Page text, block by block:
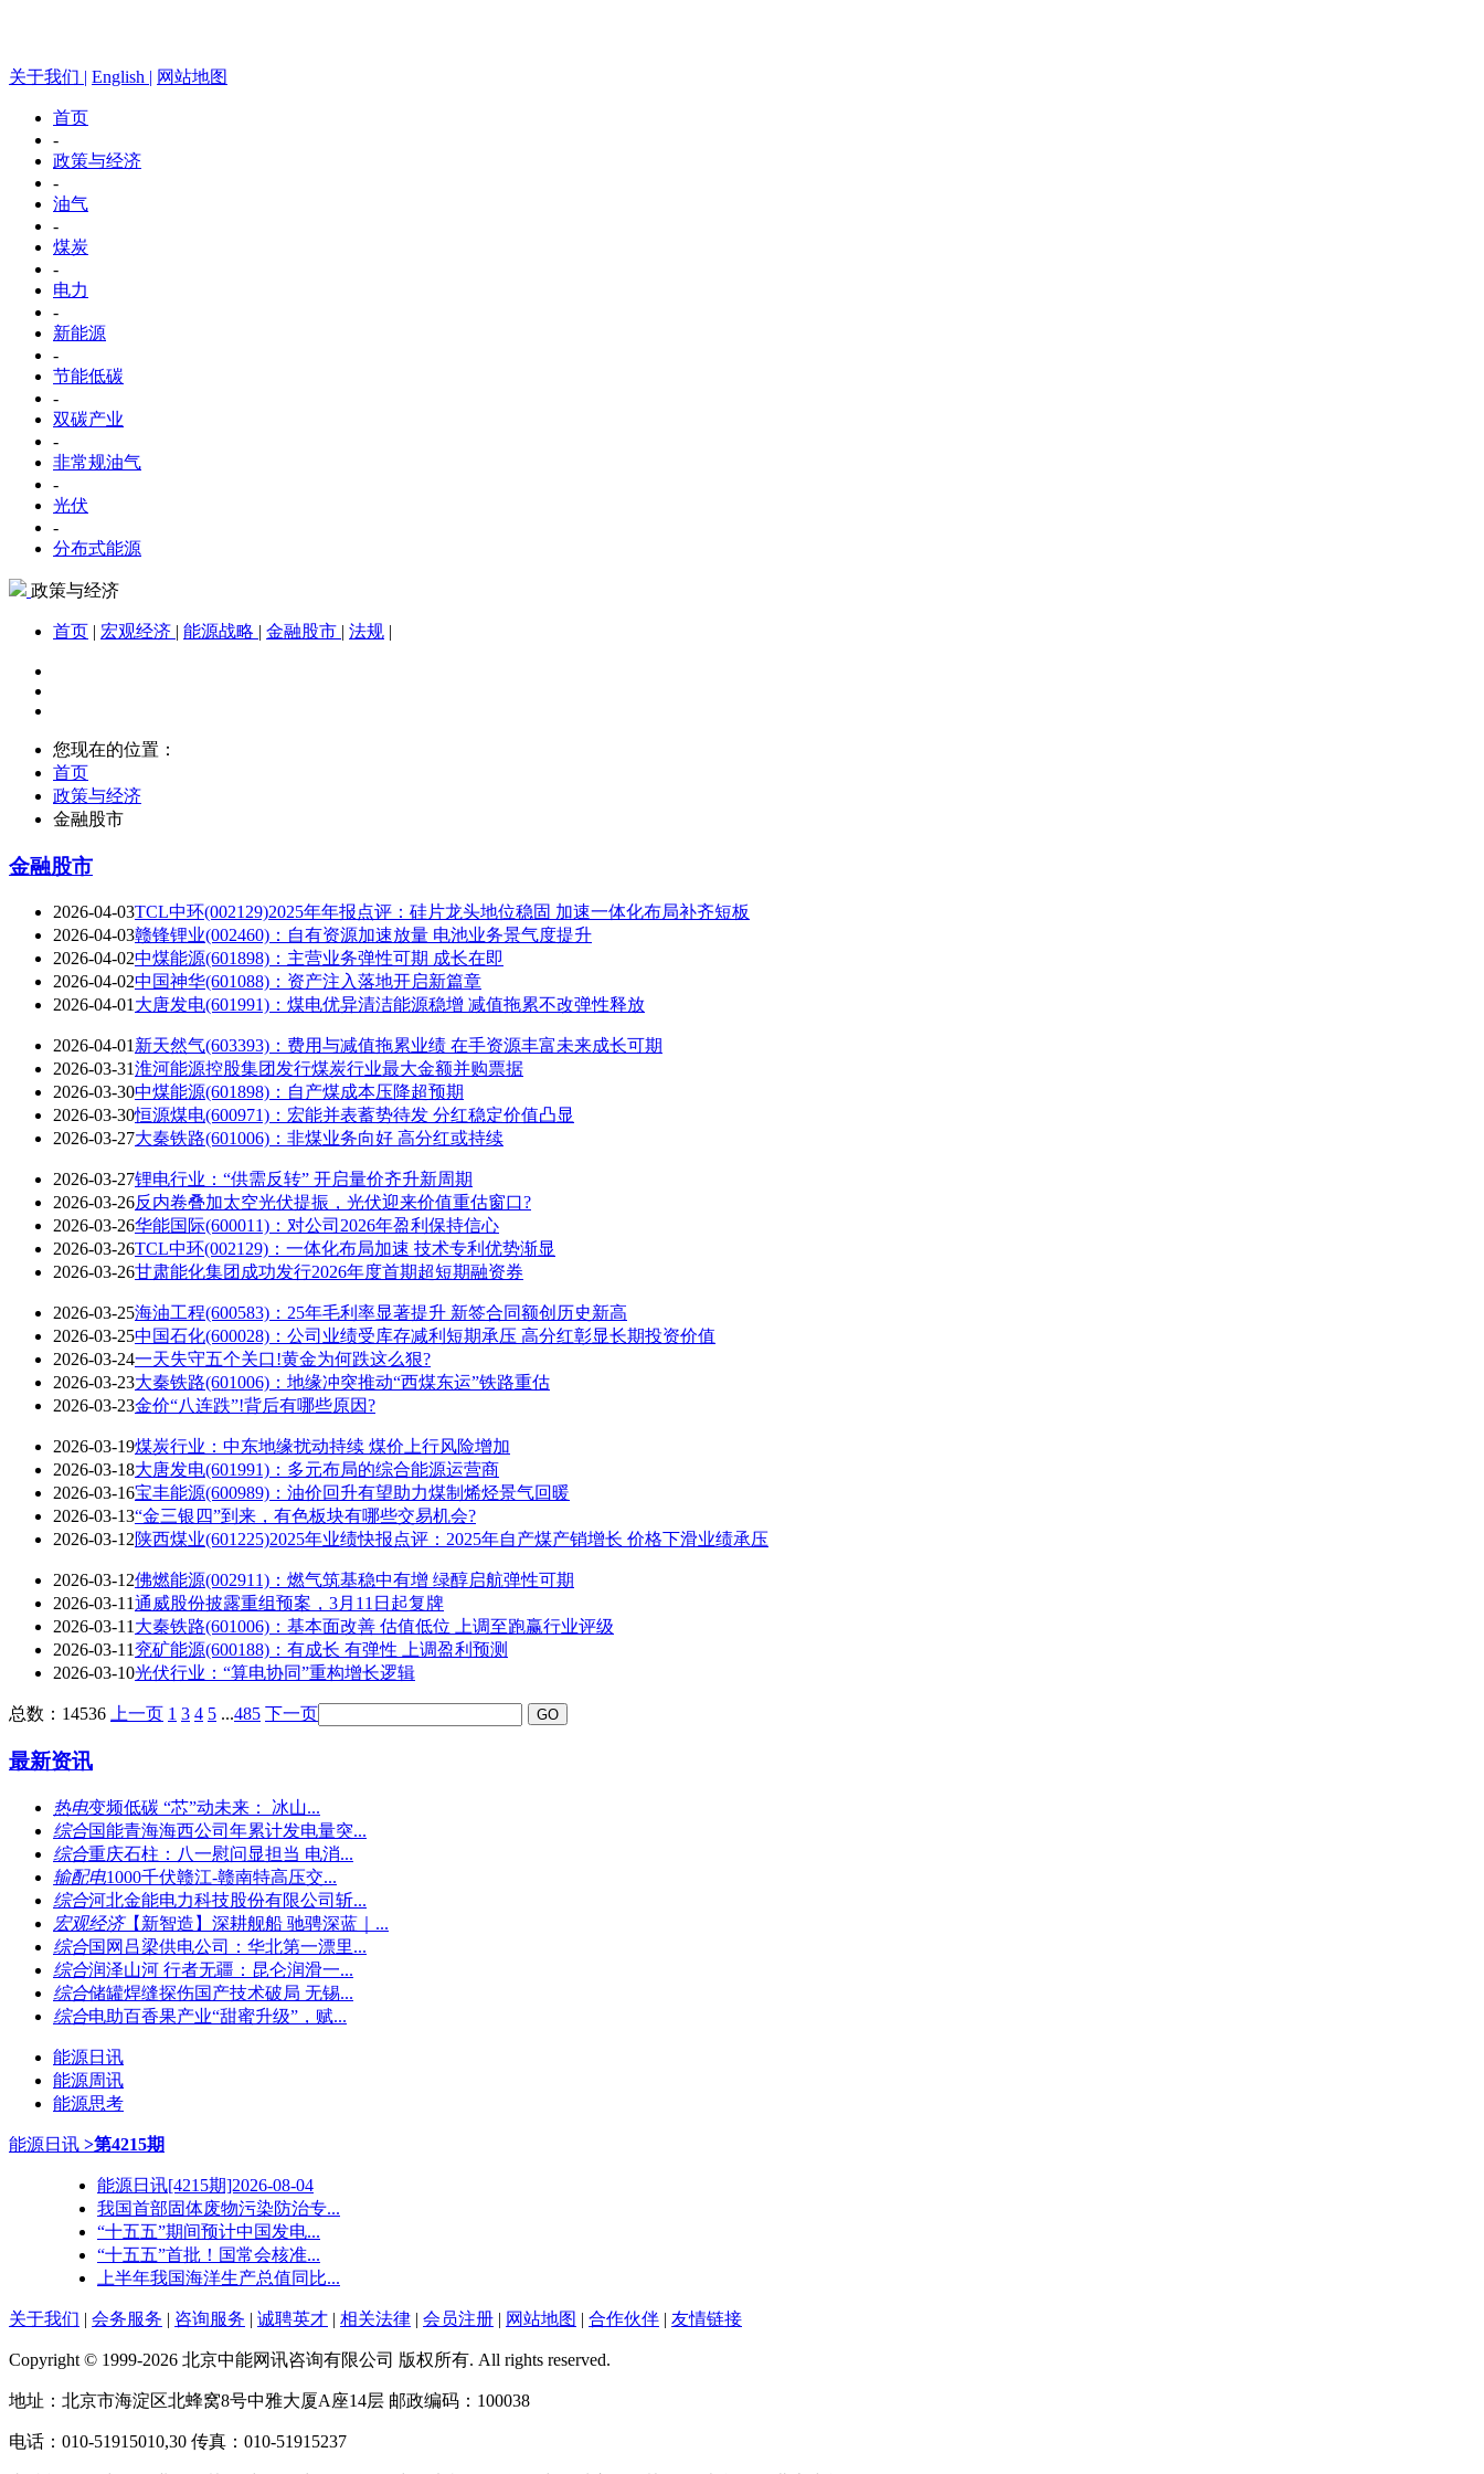
关于我们 | English | 网站地图
首页
-
政策与经济
-
油气
-
煤炭
-
电力
-
新能源
-
节能低碳
-
双碳产业
-
非常规油气
-
光伏
-
分布式能源
政策与经济
首页 | 宏观经济 | 能源战略 | 金融股市 | 法规 |
您现在的位置：
首页
政策与经济
金融股市
金融股市
2026-04-03TCL中环(002129)2025年年报点评：硅片龙头地位稳固 加速一体化布局补齐短板
2026-04-03赣锋锂业(002460)：自有资源加速放量 电池业务景气度提升
2026-04-02中煤能源(601898)：主营业务弹性可期 成长在即
2026-04-02中国神华(601088)：资产注入落地开启新篇章
2026-04-01大唐发电(601991)：煤电优异清洁能源稳增 减值拖累不改弹性释放
2026-04-01新天然气(603393)：费用与减值拖累业绩 在手资源丰富未来成长可期
2026-03-31淮河能源控股集团发行煤炭行业最大金额并购票据
2026-03-30中煤能源(601898)：自产煤成本压降超预期
2026-03-30恒源煤电(600971)：宏能并表蓄势待发 分红稳定价值凸显
2026-03-27大秦铁路(601006)：非煤业务向好 高分红或持续
2026-03-27锂电行业：“供需反转” 开启量价齐升新周期
2026-03-26反内卷叠加太空光伏提振，光伏迎来价值重估窗口?
2026-03-26华能国际(600011)：对公司2026年盈利保持信心
2026-03-26TCL中环(002129)：一体化布局加速 技术专利优势渐显
2026-03-26甘肃能化集团成功发行2026年度首期超短期融资券
2026-03-25海油工程(600583)：25年毛利率显著提升 新签合同额创历史新高
2026-03-25中国石化(600028)：公司业绩受库存减利短期承压 高分红彰显长期投资价值
2026-03-24一天失守五个关口!黄金为何跌这么狠?
2026-03-23大秦铁路(601006)：地缘冲突推动“西煤东运”铁路重估
2026-03-23金价“八连跌”!背后有哪些原因?
2026-03-19煤炭行业：中东地缘扰动持续 煤价上行风险增加
2026-03-18大唐发电(601991)：多元布局的综合能源运营商
2026-03-16宝丰能源(600989)：油价回升有望助力煤制烯烃景气回暖
2026-03-13“金三银四”到来，有色板块有哪些交易机会?
2026-03-12陕西煤业(601225)2025年业绩快报点评：2025年自产煤产销增长 价格下滑业绩承压
2026-03-12佛燃能源(002911)：燃气筑基稳中有增 绿醇启航弹性可期
2026-03-11通威股份披露重组预案，3月11日起复牌
2026-03-11大秦铁路(601006)：基本面改善 估值低位 上调至跑赢行业评级
2026-03-11兖矿能源(600188)：有成长 有弹性 上调盈利预测
2026-03-10光伏行业：“算电协同”重构增长逻辑
总数：14536 上一页 1 3 4 5 ...485 下一页
最新资讯
热电变频低碳 “芯”动未来： 冰山...
综合国能青海海西公司年累计发电量突...
综合重庆石柱：八一慰问显担当 电消...
输配电1000千伏赣江-赣南特高压交...
综合河北金能电力科技股份有限公司斩...
宏观经济【新智造】深耕舰船 驰骋深蓝｜...
综合国网吕梁供电公司：华北第一漂里...
综合润泽山河 行者无疆：昆仑润滑一...
综合储罐焊缝探伤国产技术破局 无锡...
综合电助百香果产业“甜蜜升级”，赋...
能源日讯
能源周讯
能源思考
能源日讯 >第4215期
能源日讯[4215期]2026-08-04
我国首部固体废物污染防治专...
“十五五”期间预计中国发电...
“十五五”首批！国常会核准...
上半年我国海洋生产总值同比...
关于我们 | 会务服务 | 咨询服务 | 诚聘英才 | 相关法律 | 会员注册 | 网站地图 | 合作伙伴 | 友情链接
Copyright © 1999-2026 北京中能网讯咨询有限公司 版权所有. All rights reserved.
地址：北京市海淀区北蜂窝8号中雅大厦A座14层 邮政编码：100038
电话：010-51915010,30 传真：010-51915237